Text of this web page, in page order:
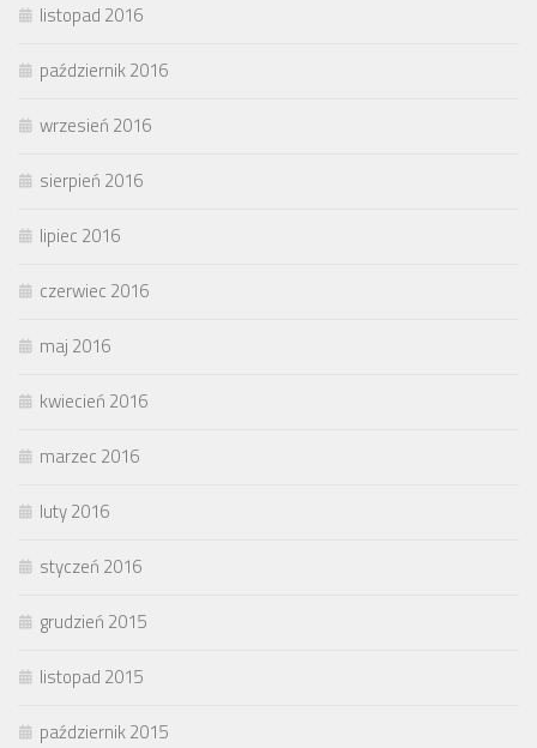
listopad 2016
październik 2016
wrzesień 2016
sierpień 2016
lipiec 2016
czerwiec 2016
maj 2016
kwiecień 2016
marzec 2016
luty 2016
styczeń 2016
grudzień 2015
listopad 2015
październik 2015